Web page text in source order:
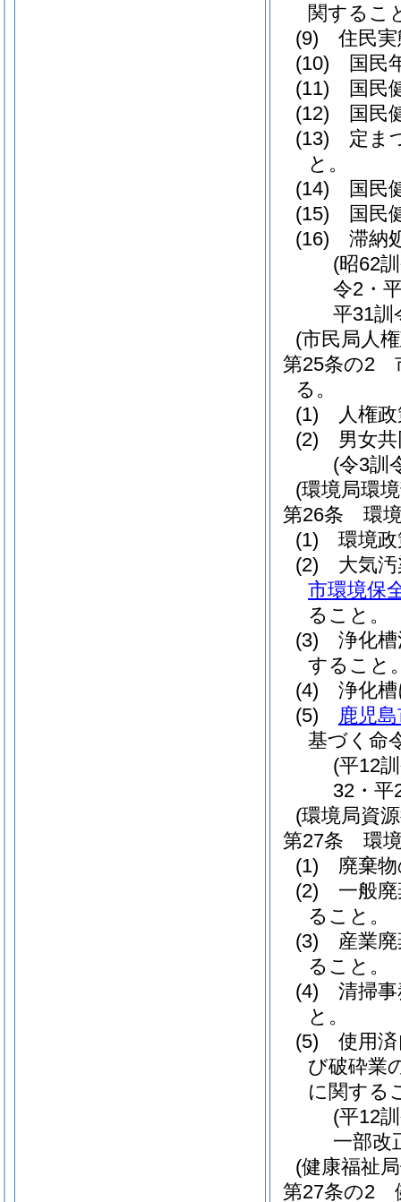
関するこ
(9)
住民
(10)
国民
(11)
国民
(12)
国民
(13)
定ま
と。
(14)
国民
(15)
国民
(16)
滞納
(昭62
令2・
平31訓
(市民局人
第25条の2
る。
(1)
人権
(2)
男女
(令3訓
(環境局環
第26条
環
(1)
環境
(2)
大気
市環境保
ること。
(3)
浄化
すること
(4)
浄化
(5)
鹿児
基づく命
(平12
32・平
(環境局資
第27条
環
(1)
廃棄
(2)
一般
ること。
(3)
産業
ること。
(4)
清掃
と。
(5)
使用
び破砕業
に関する
(平12
一部改
(健康福祉
第27条の2